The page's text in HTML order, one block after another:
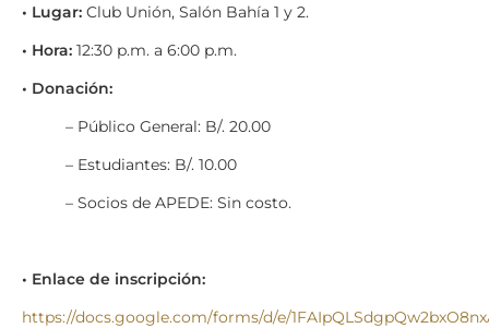
• Lugar: Club Unión, Salón Bahía 1 y 2.
• Hora: 12:30 p.m. a 6:00 p.m.
• Donación:
– Público General: B/. 20.00
– Estudiantes: B/. 10.00
– Socios de APEDE: Sin costo.
• Enlace de inscripción:
https://docs.google.com/forms/d/e/